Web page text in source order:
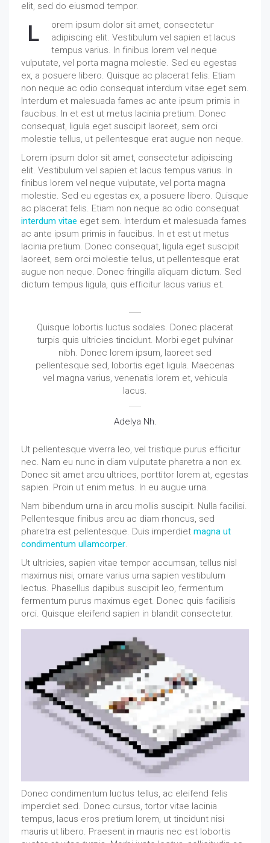
elit, sed do eiusmod tempor.
L
orem ipsum dolor sit amet, consectetur
adipiscing elit. Vestibulum vel sapien et lacus
tempus varius. In finibus lorem vel neque
vulputate, vel porta magna molestie. Sed eu egestas
ex, a posuere libero. Quisque ac placerat felis. Etiam
non neque ac odio consequat interdum vitae eget sem.
Interdum et malesuada fames ac ante ipsum primis in
faucibus. In et est ut metus lacinia pretium. Donec
consequat, ligula eget suscipit laoreet, sem orci
molestie tellus, ut pellentesque erat augue non neque.
Lorem ipsum dolor sit amet, consectetur adipiscing
elit. Vestibulum vel sapien et lacus tempus varius. In
finibus lorem vel neque vulputate, vel porta magna
molestie. Sed eu egestas ex, a posuere libero. Quisque
ac placerat felis. Etiam non neque ac odio consequat
interdum vitae eget sem. Interdum et malesuada fames
ac ante ipsum primis in faucibus. In et est ut metus
lacinia pretium. Donec consequat, ligula eget suscipit
laoreet, sem orci molestie tellus, ut pellentesque erat
augue non neque. Donec fringilla aliquam dictum. Sed
dictum tempus ligula, quis efficitur lacus varius et.
Quisque lobortis luctus sodales. Donec placerat
turpis quis ultricies tincidunt. Morbi eget pulvinar
nibh. Donec lorem ipsum, laoreet sed
pellentesque sed, lobortis eget ligula. Maecenas
vel magna varius, venenatis lorem et, vehicula
lacus.
Adelya Nh.
Ut pellentesque viverra leo, vel tristique purus efficitur
nec. Nam eu nunc in diam vulputate pharetra a non ex.
Donec sit amet arcu ultrices, porttitor lorem at, egestas
sapien. Proin ut enim metus. In eu augue urna.
Nam bibendum urna in arcu mollis suscipit. Nulla facilisi.
Pellentesque finibus arcu ac diam rhoncus, sed
pharetra est pellentesque. Duis imperdiet magna ut
condimentum ullamcorper.
Ut ultricies, sapien vitae tempor accumsan, tellus nisl
maximus nisi, ornare varius urna sapien vestibulum
lectus. Phasellus dapibus suscipit leo, fermentum
fermentum purus maximus eget. Donec quis facilisis
orci. Quisque eleifend sapien in blandit consectetur.
Donec condimentum luctus tellus, ac eleifend felis
imperdiet sed. Donec cursus, tortor vitae lacinia
tempus, lacus eros pretium lorem, ut tincidunt nisi
mauris ut libero. Praesent in mauris nec est lobortis